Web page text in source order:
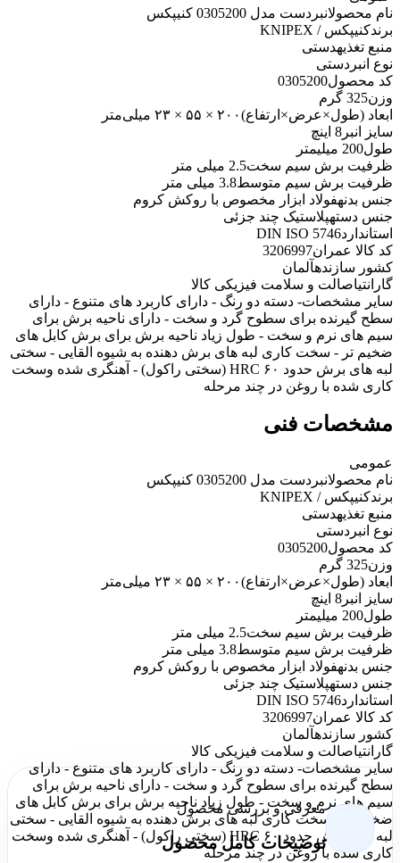
نام محصولانبردست مدل 0305200 کنیپکس
برندکنیپکس / KNIPEX
منبع تغذیهدستی
نوع انبر دستی
کد محصول0305200
وزن325 گرم
ابعاد (طول×عرض×ارتفاع)۲۰۰ × ۵۵ × ۲۳ میلی‌متر
سایز انبر 8 اینچ
طول200 میلیمتر
ظرفیت برش سیم سخت2.5 میلی متر
ظرفیت برش سیم متوسط3.8 میلی متر
جنس بدنهفولاد ابزار مخصوص با روکش کروم
جنس دستهپلاستیک چند جزئی
استانداردDIN ISO 5746
کد کالا عمران3206997
کشور سازندهآلمان
گارانتیاصالت و سلامت فیزیکی کالا
سایر مشخصات- دسته دو رنگ - دارای کاربرد های متنوع - دارای
سطح گیرنده برای سطوح گرد و سخت - دارای ناحیه برش برای
سیم های نرم و سخت - طول زیاد ناحیه برش برای برش کابل های
ضخیم تر - سخت کاری لبه های برش دهنده به شیوه القایی - سختی
لبه های برش حدود ۶۰ HRC (سختی راکول) - آهنگری شده وسخت
کاری شده با روغن در چند مرحله
مشخصات فنی
عمومی
نام محصولانبردست مدل 0305200 کنیپکس
برندکنیپکس / KNIPEX
منبع تغذیهدستی
نوع انبر دستی
کد محصول0305200
وزن325 گرم
ابعاد (طول×عرض×ارتفاع)۲۰۰ × ۵۵ × ۲۳ میلی‌متر
سایز انبر 8 اینچ
طول200 میلیمتر
ظرفیت برش سیم سخت2.5 میلی متر
ظرفیت برش سیم متوسط3.8 میلی متر
جنس بدنهفولاد ابزار مخصوص با روکش کروم
جنس دستهپلاستیک چند جزئی
استانداردDIN ISO 5746
کد کالا عمران3206997
کشور سازندهآلمان
گارانتیاصالت و سلامت فیزیکی کالا
سایر مشخصات- دسته دو رنگ - دارای کاربرد های متنوع - دارای
سطح گیرنده برای سطوح گرد و سخت - دارای ناحیه برش برای
سیم های نرم و سخت - طول زیاد ناحیه برش برای برش کابل های
ضخیم تر - سخت کاری لبه های برش دهنده به شیوه القایی - سختی
لبه های برش حدود ۶۰ HRC (سختی راکول) - آهنگری شده وسخت
کاری شده با روغن در چند مرحله
معرفی و بررسی محصول
توضیحات کامل محصول